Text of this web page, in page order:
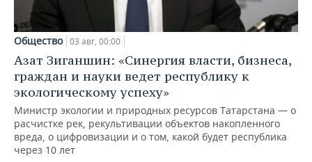
Общество 03 авг, 00:00
Азат Зиганшин: «Синергия власти, бизнеса,
граждан и науки ведет республику к
экологическому успеху»
Министр экологии и природных ресурсов Татарстана — о
расчистке рек, рекультивации объектов накопленного
вреда, о цифровизации и о том, какой будет республика
через 10 лет